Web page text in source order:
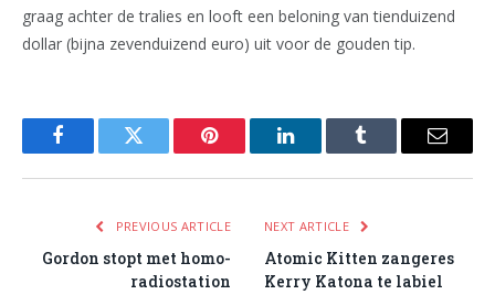
graag achter de tralies en looft een beloning van tienduizend
dollar (bijna zevenduizend euro) uit voor de gouden tip.
FacebookTwitter Pinterest LinkedInTumblr Email
PREVIOUS ARTICLE
Gordon stopt met homo-
radiostation
NEXT ARTICLE
Atomic Kitten zangeres
Kerry Katona te labiel